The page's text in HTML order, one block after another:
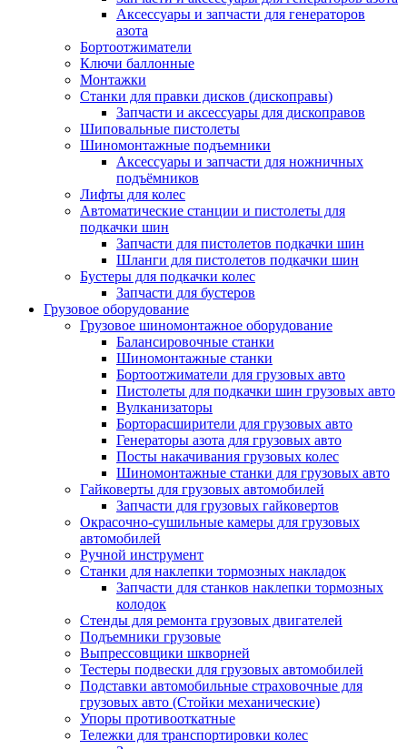
Аксессуары и запчасти для генераторов
азота
Бортоотжиматели
Ключи баллонные
Монтажки
Станки для правки дисков (дископравы)
Запчасти и аксессуары для дископравов
Шиповальные пистолеты
Шиномонтажные подъемники
Аксессуары и запчасти для ножничных
подъёмников
Лифты для колес
Автоматические станции и пистолеты для
подкачки шин
Запчасти для пистолетов подкачки шин
Шланги для пистолетов подкачки шин
Бустеры для подкачки колес
Запчасти для бустеров
Грузовое оборудование
Грузовое шиномонтажное оборудование
Балансировочные станки
Шиномонтажные станки
Бортоотжиматели для грузовых авто
Пистолеты для подкачки шин грузовых авто
Вулканизаторы
Борторасширители для грузовых авто
Генераторы азота для грузовых авто
Посты накачивания грузовых колес
Шиномонтажные станки для грузовых авто
Гайковерты для грузовых автомобилей
Запчасти для грузовых гайковертов
Окрасочно-сушильные камеры для грузовых
автомобилей
Ручной инструмент
Станки для наклепки тормозных накладок
Запчасти для станков наклепки тормозных
колодок
Стенды для ремонта грузовых двигателей
Подъемники грузовые
Выпрессовщики шкворней
Тестеры подвески для грузовых автомобилей
Подставки автомобильные страховочные для
грузовых авто (Стойки механические)
Упоры противооткатные
Тележки для транспортировки колес